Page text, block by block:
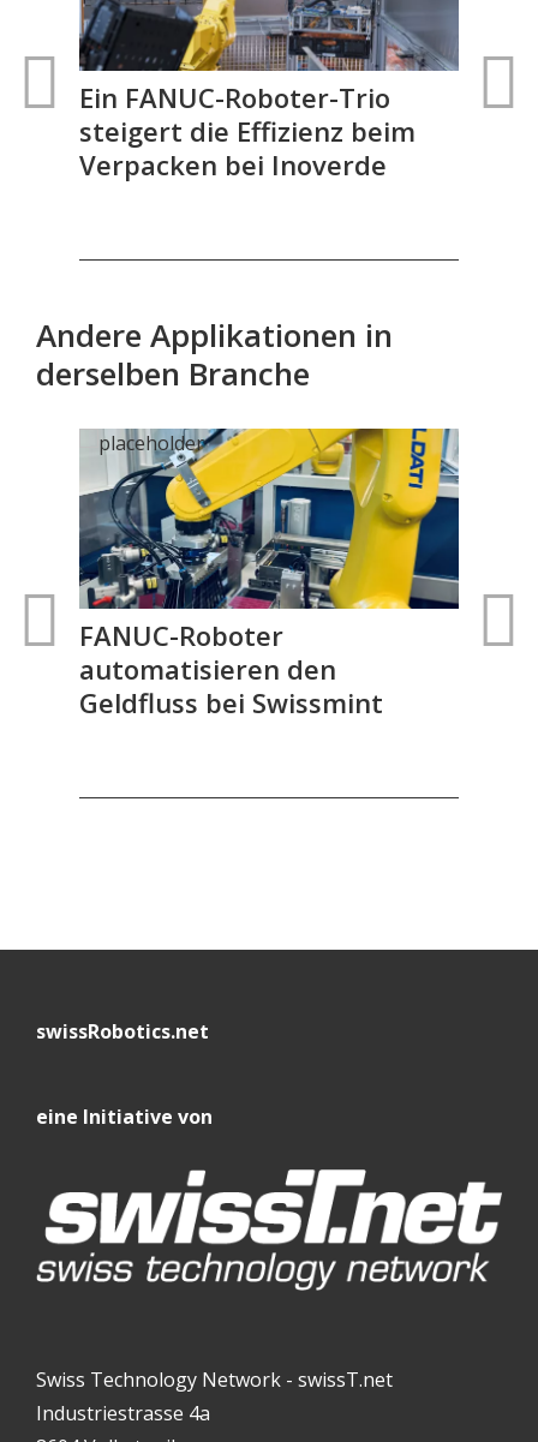
Ein FANUC-Roboter-Trio
steigert die Effizienz beim
Verpacken bei Inoverde
Andere Applikationen in
derselben Branche
FANUC-Roboter
automatisieren den
Geldfluss bei Swissmint
swissRobotics.net
eine Initiative von
Swiss Technology Network - swissT.net
Industriestrasse 4a